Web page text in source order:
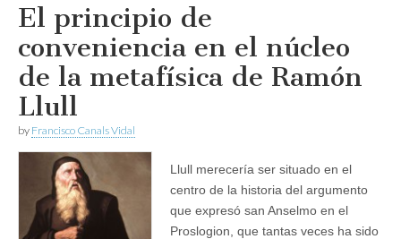
El principio de
conveniencia en el núcleo
de la metafísica de Ramón
Llull
by Francisco Canals Vidal
Llull merecería ser situado en el
centro de la historia del argumento
que expresó san Anselmo en el
Proslogion, que tantas veces ha sido